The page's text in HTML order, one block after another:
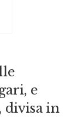
e
divisa in